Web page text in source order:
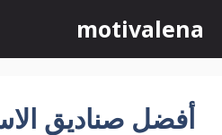
إلى
المحتوى
motivalena
أفضل صناديق